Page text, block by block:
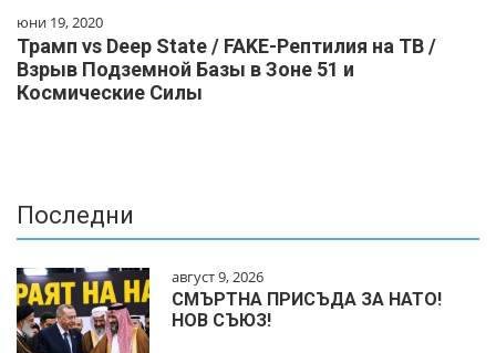
юни 19, 2020
Трамп vs Deep State / FAKE-Рептилия на ТВ /
Взрыв Подземной Базы в Зоне 51 и
Космические Силы
Последни
август 9, 2026
СМЪРТНА ПРИСЪДА ЗА НАТО!
НОВ СЪЮЗ!